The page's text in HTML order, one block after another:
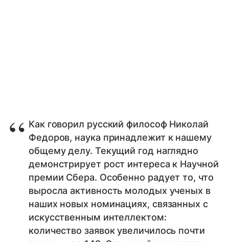
Как говорил русский философ Николай
Федоров, наука принадлежит к нашему
общему делу. Текущий год наглядно
демонстрирует рост интереса к Научной
премии Сбера. Особенно радует то, что
выросла активность молодых ученых в
наших новых номинациях, связанных с
искусственным интеллектом:
количество заявок увеличилось почти